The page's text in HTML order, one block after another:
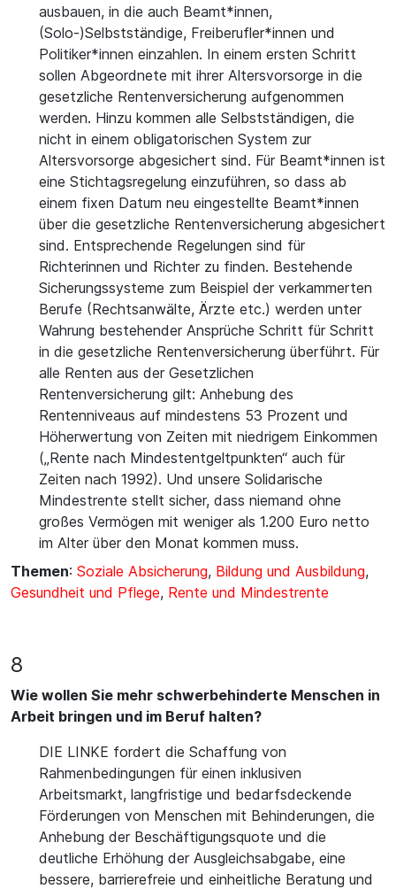
ausbauen, in die auch Beamt*innen,
(Solo-)Selbstständige, Freiberufler*innen und
Politiker*innen einzahlen. In einem ersten Schritt
sollen Abgeordnete mit ihrer Altersvorsorge in die
gesetzliche Rentenversicherung aufgenommen
werden. Hinzu kommen alle Selbstständigen, die
nicht in einem obligatorischen System zur
Altersvorsorge abgesichert sind. Für Beamt*innen ist
eine Stichtagsregelung einzuführen, so dass ab
einem fixen Datum neu eingestellte Beamt*innen
über die gesetzliche Rentenversicherung abgesichert
sind. Entsprechende Regelungen sind für
Richterinnen und Richter zu finden. Bestehende
Sicherungssysteme zum Beispiel der verkammerten
Berufe (Rechtsanwälte, Ärzte etc.) werden unter
Wahrung bestehender Ansprüche Schritt für Schritt
in die gesetzliche Rentenversicherung überführt. Für
alle Renten aus der Gesetzlichen
Rentenversicherung gilt: Anhebung des
Rentenniveaus auf mindestens 53 Prozent und
Höherwertung von Zeiten mit niedrigem Einkommen
(„Rente nach Mindestentgeltpunkten“ auch für
Zeiten nach 1992). Und unsere Solidarische
Mindestrente stellt sicher, dass niemand ohne
großes Vermögen mit weniger als 1.200 Euro netto
im Alter über den Monat kommen muss.
Themen: Soziale Absicherung, Bildung und Ausbildung,
Gesundheit und Pflege, Rente und Mindestrente
8
Wie wollen Sie mehr schwerbehinderte Menschen in
Arbeit bringen und im Beruf halten?
DIE LINKE fordert die Schaffung von
Rahmenbedingungen für einen inklusiven
Arbeitsmarkt, langfristige und bedarfsdeckende
Förderungen von Menschen mit Behinderungen, die
Anhebung der Beschäftigungsquote und die
deutliche Erhöhung der Ausgleichsabgabe, eine
bessere, barrierefreie und einheitliche Beratung und